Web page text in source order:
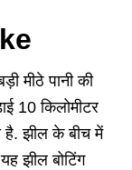
मीठे पानी की
10 किलोमीटर
है. झील के बीच में
झील बोटिंग